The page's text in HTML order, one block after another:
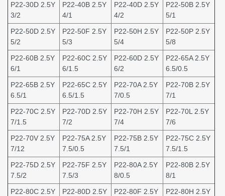
P22-30D 2.5Y
3/2
P22-40B 2.5Y
4/1
P22-40D 2.5Y
4/2
P22-50B 2.5Y
5/1
P22-50D 2.5Y
5/2
P22-50F 2.5Y
5/3
P22-50H 2.5Y
5/4
P22-50P 2.5Y
5/8
P22-60B 2.5Y
6/1
P22-60C 2.5Y
6/1.5
P22-60D 2.5Y
6/2
P22-65A 2.5Y
6.5/0.5
P22-65B 2.5Y
6.5/1
P22-65C 2.5Y
6.5/1.5
P22-70A 2.5Y
7/0.5
P22-70B 2.5Y
7/1
P22-70C 2.5Y
7/1.5
P22-70D 2.5Y
7/2
P22-70H 2.5Y
7/4
P22-70L 2.5Y
7/6
P22-70V 2.5Y
7/12
P22-75A 2.5Y
7.5/0.5
P22-75B 2.5Y
7.5/1
P22-75C 2.5Y
7.5/1.5
P22-75D 2.5Y
7.5/2
P22-75F 2.5Y
7.5/3
P22-80A 2.5Y
8/0.5
P22-80B 2.5Y
8/1
P22-80C 2.5Y
P22-80D 2.5Y
P22-80F 2.5Y
P22-80H 2.5Y